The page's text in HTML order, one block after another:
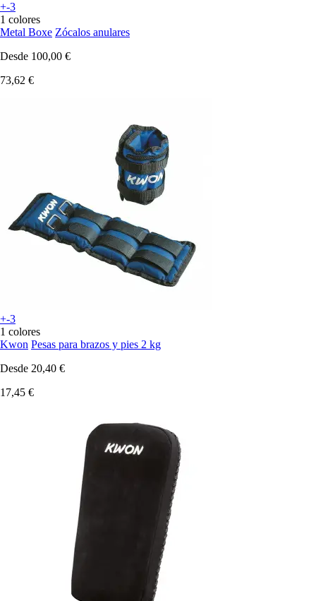
+-3
1 colores
Metal Boxe Zócalos anulares
Desde 100,00 €
73,62 €
+-3
1 colores
Kwon Pesas para brazos y pies 2 kg
Desde 20,40 €
17,45 €